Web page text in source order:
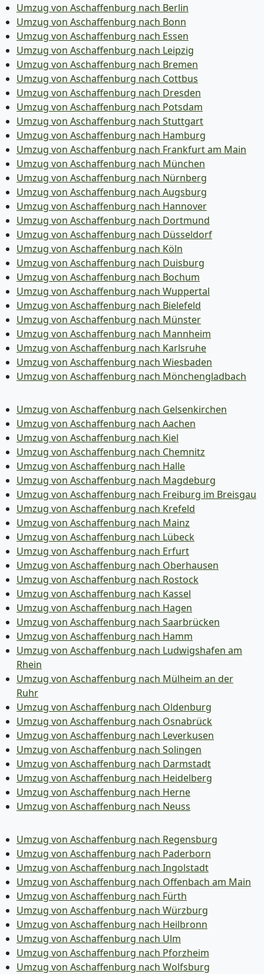
Umzug von Aschaffenburg nach Berlin
Umzug von Aschaffenburg nach Bonn
Umzug von Aschaffenburg nach Essen
Umzug von Aschaffenburg nach Leipzig
Umzug von Aschaffenburg nach Bremen
Umzug von Aschaffenburg nach Cottbus
Umzug von Aschaffenburg nach Dresden
Umzug von Aschaffenburg nach Potsdam
Umzug von Aschaffenburg nach Stuttgart
Umzug von Aschaffenburg nach Hamburg
Umzug von Aschaffenburg nach Frankfurt am Main
Umzug von Aschaffenburg nach München
Umzug von Aschaffenburg nach Nürnberg
Umzug von Aschaffenburg nach Augsburg
Umzug von Aschaffenburg nach Hannover
Umzug von Aschaffenburg nach Dortmund
Umzug von Aschaffenburg nach Düsseldorf
Umzug von Aschaffenburg nach Köln
Umzug von Aschaffenburg nach Duisburg
Umzug von Aschaffenburg nach Bochum
Umzug von Aschaffenburg nach Wuppertal
Umzug von Aschaffenburg nach Bielefeld
Umzug von Aschaffenburg nach Münster
Umzug von Aschaffenburg nach Mannheim
Umzug von Aschaffenburg nach Karlsruhe
Umzug von Aschaffenburg nach Wiesbaden
Umzug von Aschaffenburg nach Mönchen­gladbach
Umzug von Aschaffenburg nach Gelsenkirchen
Umzug von Aschaffenburg nach Aachen
Umzug von Aschaffenburg nach Kiel
Umzug von Aschaffenburg nach Chemnitz
Umzug von Aschaffenburg nach Halle
Umzug von Aschaffenburg nach Magdeburg
Umzug von Aschaffenburg nach Freiburg im Breisgau
Umzug von Aschaffenburg nach Krefeld
Umzug von Aschaffenburg nach Mainz
Umzug von Aschaffenburg nach Lübeck
Umzug von Aschaffenburg nach Erfurt
Umzug von Aschaffenburg nach Oberhausen
Umzug von Aschaffenburg nach Rostock
Umzug von Aschaffenburg nach Kassel
Umzug von Aschaffenburg nach Hagen
Umzug von Aschaffenburg nach Saarbrücken
Umzug von Aschaffenburg nach Hamm
Umzug von Aschaffenburg nach Ludwigshafen am
Rhein
Umzug von Aschaffenburg nach Mülheim an der
Ruhr
Umzug von Aschaffenburg nach Oldenburg
Umzug von Aschaffenburg nach Osnabrück
Umzug von Aschaffenburg nach Leverkusen
Umzug von Aschaffenburg nach Solingen
Umzug von Aschaffenburg nach Darmstadt
Umzug von Aschaffenburg nach Heidelberg
Umzug von Aschaffenburg nach Herne
Umzug von Aschaffenburg nach Neuss
Umzug von Aschaffenburg nach Regensburg
Umzug von Aschaffenburg nach Paderborn
Umzug von Aschaffenburg nach Ingolstadt
Umzug von Aschaffenburg nach Offenbach am Main
Umzug von Aschaffenburg nach Fürth
Umzug von Aschaffenburg nach Würzburg
Umzug von Aschaffenburg nach Heilbronn
Umzug von Aschaffenburg nach Ulm
Umzug von Aschaffenburg nach Pforzheim
Umzug von Aschaffenburg nach Wolfsburg